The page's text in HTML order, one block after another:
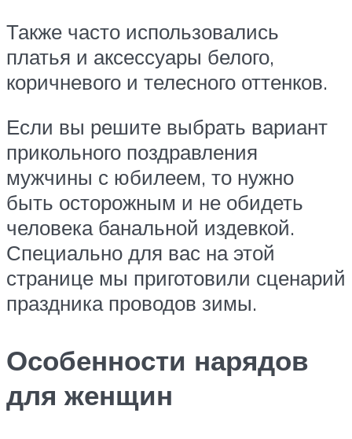
Также часто использовались
платья и аксессуары белого,
коричневого и телесного оттенков.
Если вы решите выбрать вариант
прикольного поздравления
мужчины с юбилеем, то нужно
быть осторожным и не обидеть
человека банальной издевкой.
Специально для вас на этой
странице мы приготовили сценарий
праздника проводов зимы.
Особенности нарядов
для женщин